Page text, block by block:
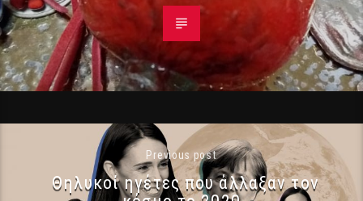
Previous post
Θηλυκοί ηγέτες που άλλαξαν τον